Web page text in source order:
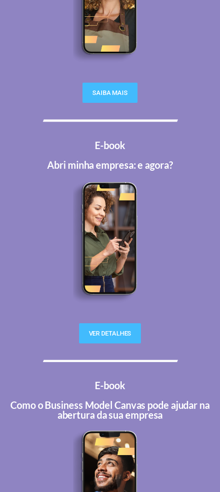
SAIBA MAIS
E-book
Abri minha empresa: e agora?
VER DETALHES
E-book
Como o Business Model Canvas pode ajudar na
abertura da sua empresa